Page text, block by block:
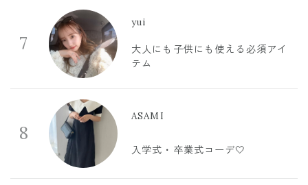
7
yui
大人にも子供にも使える必須アイ
テム
8
ASAMI
入学式・卒業式コーデ🤍